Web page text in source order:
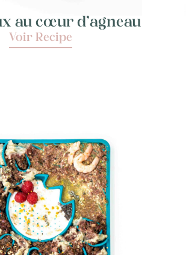
au cœur d’agneau
Voir Recipe